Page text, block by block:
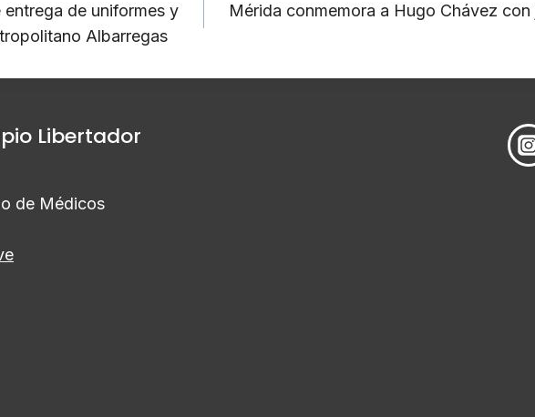
de uniformes y
Albarregas
Mérida conmemora a Hugo Chávez
Libertador
de Médicos